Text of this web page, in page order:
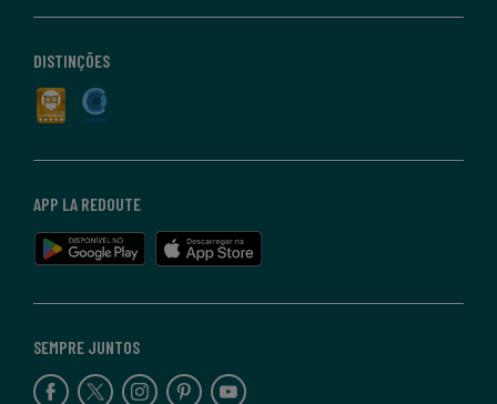
SEMPRE JUNTOS
APP LA REDOUTE
DISTINÇÕES